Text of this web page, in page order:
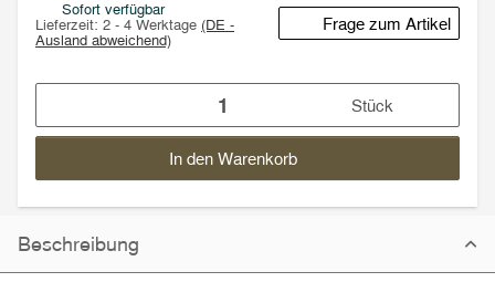
Sofort verfügbar
Lieferzeit: 2 - 4 Werktage (DE -
Ausland abweichend)
Frage zum Artikel
Stück
In den Warenkorb
Beschreibung